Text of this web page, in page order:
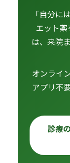
「自分に
エット
は、来院
オンライ
アプリ不
診療